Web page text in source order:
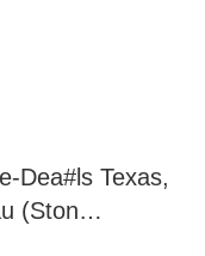
Dea#ls Texas,
(Ston…